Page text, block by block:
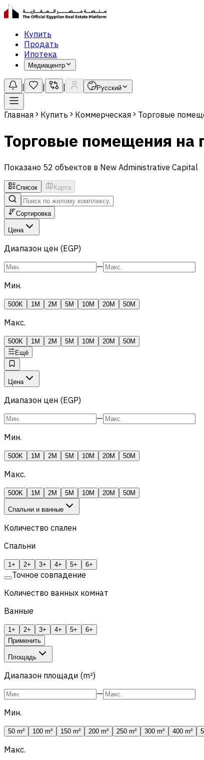
Купить
Продать
Ипотека
Медиацентр
Русский
Главная Купить Коммерческая Торговые
Торговые помещения на
Показано 52 объектов в New Administrative Capital
Список Карта
Сортировка
Цена
Диапазон цен (EGP)
—
Мин.
500K 1M 2M 5M 10M 20M 50M
Макс.
500K 1M 2M 5M 10M 20M
50M
Ещё
Цена
Диапазон цен (EGP)
—
Мин.
500K 1M 2M 5M 10M 20M 50M
Макс.
500K 1M 2M 5M 10M 20M 50M
Спальни и ванные
Количество спален
Спальни
1+ 2+ 3+ 4+ 5+ 6+
Точное совпадение
Количество ванных комнат
Ванные
1+ 2+ 3+ 4+ 5+
6+
Применить
Площадь
Диапазон площади (m²)
—
Мин.
50 m² 100 m² 150 m² 200 m² 250 m² 300 m² 400 m²
Макс.